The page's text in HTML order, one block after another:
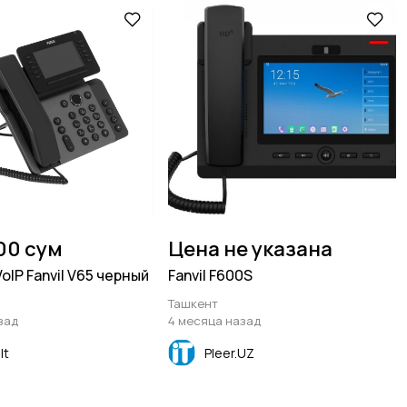
сум
Fanvil V65 черный
Цена не указана
Fanvil F600S
Ташкент
4 месяца назад
Pleer.UZ